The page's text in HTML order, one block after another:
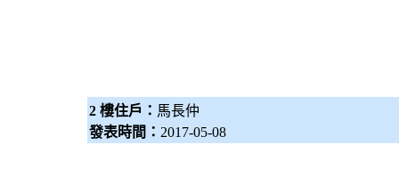
2 樓住戶： 馬長仲
發表時間： 2017-05-08